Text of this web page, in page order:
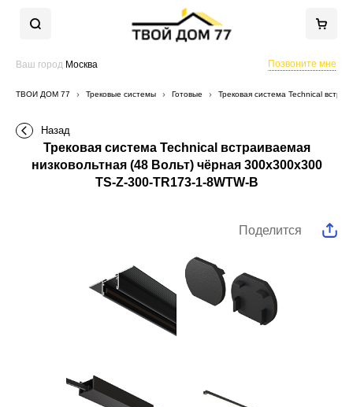
Ваш город Москва Позвоните мне
ТВОЙ ДОМ 77 Трековые системы Готовые Трековая система Technical
Назад
Трековая система Technical встраиваемая
низковольтная (48 Вольт) чёрная 300x300x300
TS-Z-300-TR173-1-8WTW-B
Поделится